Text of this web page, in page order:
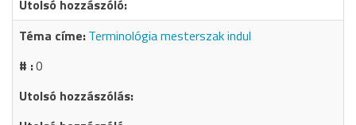
Terminológia mesterszak indul
0